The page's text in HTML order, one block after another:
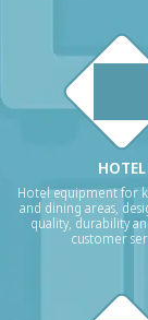
HOTEL
Hotel equipment for
and dining areas,
quality, durability
customer